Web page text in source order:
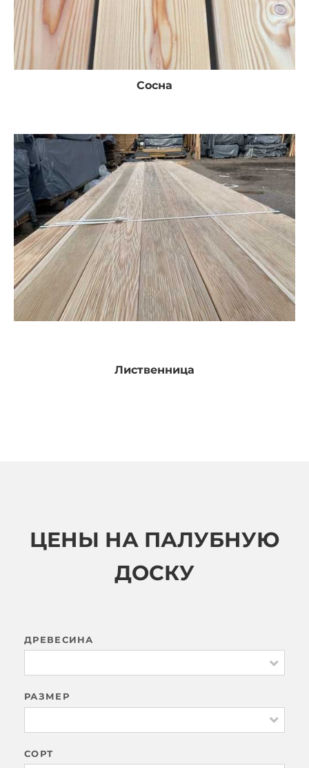
Сосна
Лиственница
ЦЕНЫ НА ПАЛУБНУЮ
ДОСКУ
ДРЕВЕСИНА
РАЗМЕР
СОРТ